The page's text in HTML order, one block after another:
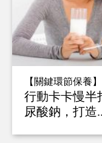
【關鍵環節保養】
行動卡卡慢半
尿酸鈉，打造